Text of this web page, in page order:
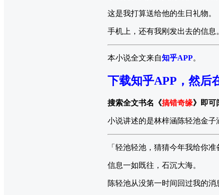
这是我打算送给他的生日礼物。
手机上，还有我刚发出去的信息
本小说全文来自知乎APP。
下载知乎APP，然后
搜索全文书名《搞错奇缘》即可
小说讲述的是林梓涵陈轻池金
「轻池轻池，猜猜今年我给你准
信息一如既往，石沉大海。
陈轻池从没第一时间回过我的消